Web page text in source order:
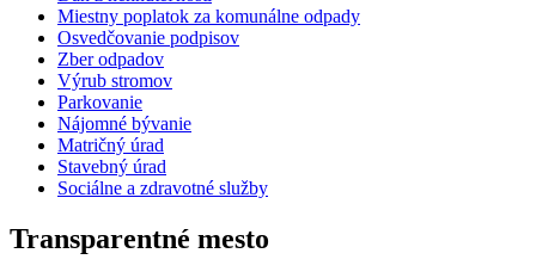
Miestny poplatok za komunálne odpady
Osvedčovanie podpisov
Zber odpadov
Výrub stromov
Parkovanie
Nájomné bývanie
Matričný úrad
Stavebný úrad
Sociálne a zdravotné služby
Transparentné mesto